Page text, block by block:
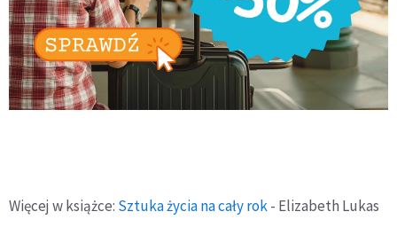
Więcej w książce: Sztuka życia na cały rok- Elizabeth Lukas